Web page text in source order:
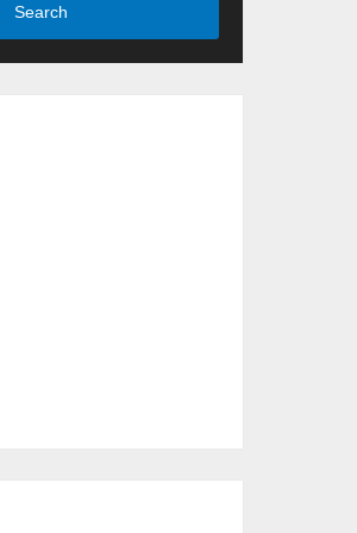
Search